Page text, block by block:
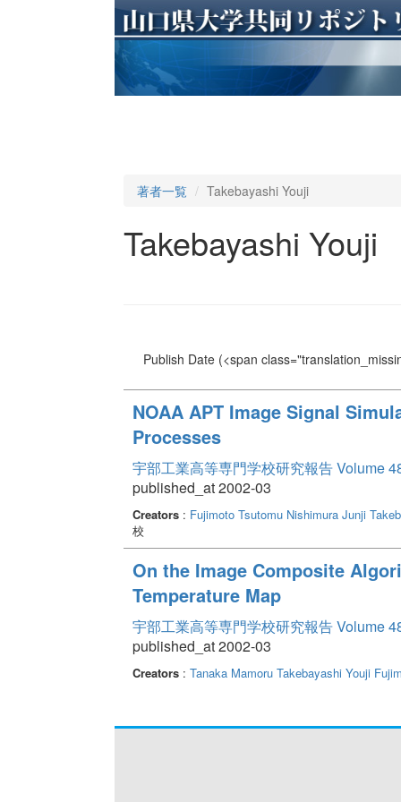
著者一覧 Takebayashi Youji
Takebayashi Youji
Publish Date(<span
NOAA APT Image Signal
Processes
宇部工業高等専門学校研究報告 Volume
published_at 2002-03
Creators: Fujimoto Tsutomu Nishimura Junji
校
On the Image Composite
Temperature Map
宇部工業高等専門学校研究報告 Volume
published_at 2002-03
Creators: Tanaka Mamoru Takebayashi Youji